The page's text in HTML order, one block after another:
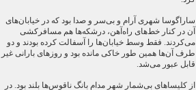
ساراگوسا شهری آرام و بی‌سر و صدا بود که در خیابان‌های
آن در کنار خط‌های راه‌آهن، درشکه‌ها هم مسافرکشی
می‌کردند. فقط وسط خیابان‌ها را آسفالت کرده بودند و دو
طرف آن‌ها همین طور خاکی مانده بود و روزهای بارانی غیر
قابل عبور می‌شد.
از کلیساهای بی‌شمار شهر مدام بانگ ناقوس‌ها بلند بود. در